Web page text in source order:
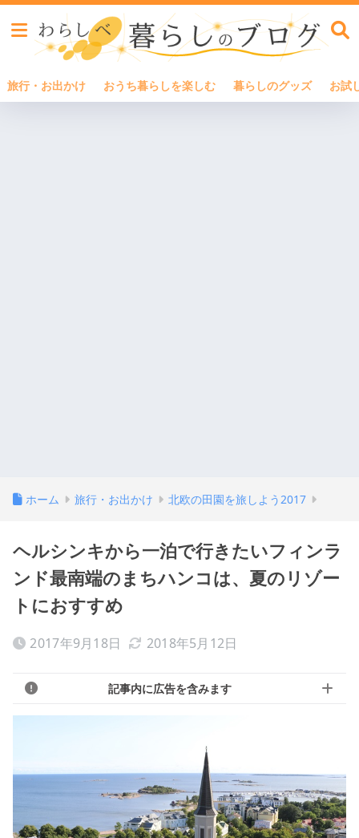
旅行・お出かけ おうち暮らしを楽しむ 暮らしのグッズ お試
ホーム 旅行・お出かけ 北欧の田園を旅しよう2017
ヘルシンキから一泊で行きたいフィンラ
ンド最南端のまちハンコは、夏のリゾー
トにおすすめ
2017年9月18日 2018年5月12日
記事内に広告を含みます